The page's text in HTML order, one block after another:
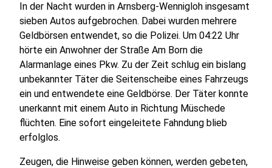
In der Nacht wurden in Arnsberg-Wennigloh insgesamt
sieben Autos aufgebrochen. Dabei wurden mehrere
Geldbörsen entwendet, so die Polizei. Um 04:22 Uhr
hörte ein Anwohner der Straße Am Born die
Alarmanlage eines Pkw. Zu der Zeit schlug ein bislang
unbekannter Täter die Seitenscheibe eines Fahrzeugs
ein und entwendete eine Geldbörse. Der Täter konnte
unerkannt mit einem Auto in Richtung Müschede
flüchten. Eine sofort eingeleitete Fahndung blieb
erfolglos.
Zeugen, die Hinweise geben können, werden gebeten,